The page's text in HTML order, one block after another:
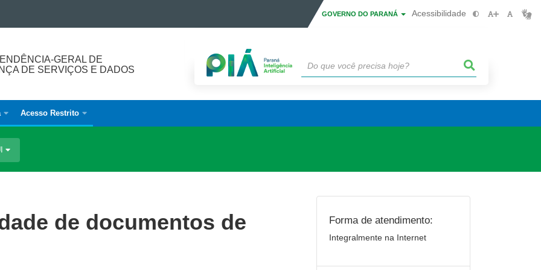
GOVERNO DO PARANÁ Acessibilidade
GERAL DE
DE SERVIÇOS E DADOS
Acesso Restrito
de documentos de
Forma de atendimento:
Integralmente na Internet